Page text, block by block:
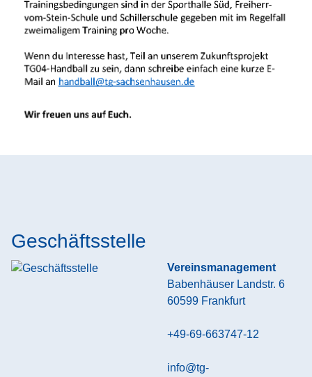
Geschäftsstelle
Vereinsmanagement
Babenhäuser Landstr. 6
60599 Frankfurt
+49-69-663747-12
info@tg-